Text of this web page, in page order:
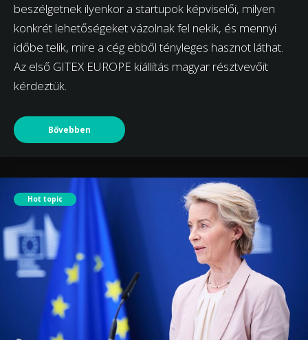
beszélgetnek ilyenkor a startupok képviselői, milyen
konkrét lehetőségeket vázolnak fel nekik, és mennyi
időbe telik, mire a cég ebből tényleges hasznot láthat.
Az első GITEX EUROPE kiállítás magyar résztvevőit
kérdeztük.
Bővebben
Hot topic